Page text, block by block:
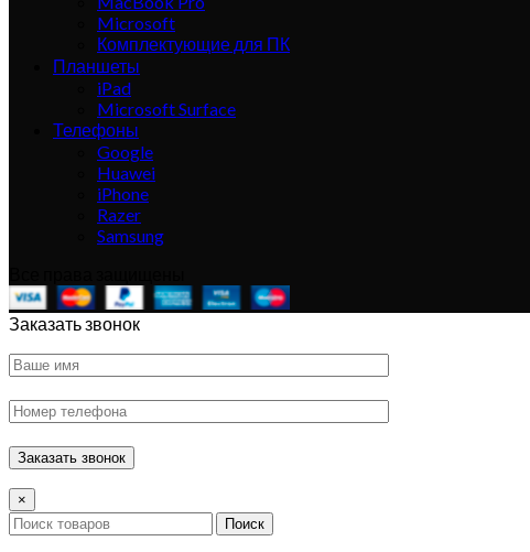
Microsoft
Комплектующие для ПК
Планшеты
iPad
Microsoft Surface
Телефоны
Google
Huawei
iPhone
Razer
Samsung
Заказать звонок
×
Поиск